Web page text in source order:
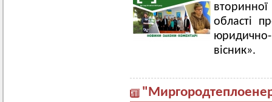
області
вісник».